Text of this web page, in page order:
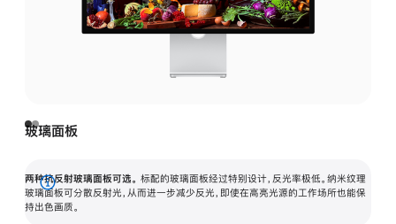
玻璃面板
两种抗反射玻璃面板可选。 标配的玻璃面板经过特别设计，反光率极低。纳米纹理
玻璃面板可分散反射光，从而进一步减少反光，即使在高亮光源的工作场所也能保
持出色画质。
展
开